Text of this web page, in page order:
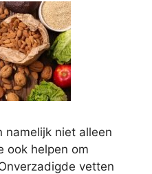
namelijk niet alleen
ook helpen om
vetten